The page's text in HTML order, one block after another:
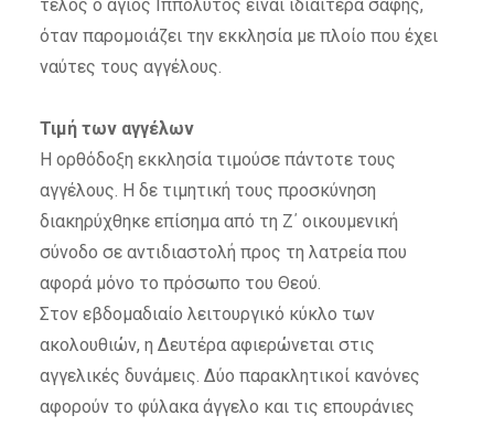
τέλος ο άγιος Ιππόλυτος είναι ιδιαίτερα σαφής,
όταν παρομοιάζει την εκκλησία με πλοίο που έχει
ναύτες τους αγγέλους.
Τιμή των αγγέλων
Η ορθόδοξη εκκλησία τιμούσε πάντοτε τους
αγγέλους. Η δε τιμητική τους προσκύνηση
διακηρύχθηκε επίσημα από τη Ζ΄ οικουμενική
σύνοδο σε αντιδιαστολή προς τη λατρεία που
αφορά μόνο το πρόσωπο του Θεού.
Στον εβδομαδιαίο λειτουργικό κύκλο των
ακολουθιών, η Δευτέρα αφιερώνεται στις
αγγελικές δυνάμεις. Δύο παρακλητικοί κανόνες
αφορούν το φύλακα άγγελο και τις επουράνιες